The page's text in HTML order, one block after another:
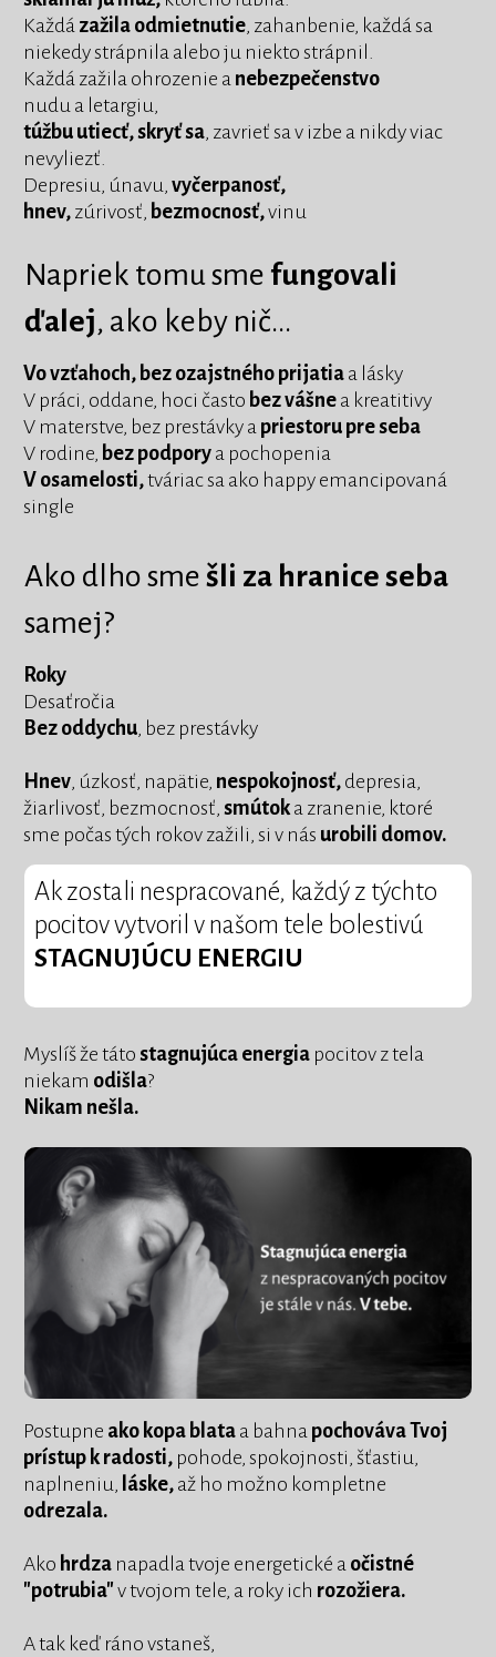
Každá zažila odmietnutie, zahanbenie, každá sa
niekedy strápnila alebo ju niekto strápnil.
Každá zažila ohrozenie a nebezpečenstvo
nudu a letargiu,
túžbu utiecť, skryť sa, zavrieť sa v izbe a nikdy viac
nevyliezť.
Depresiu, únavu,vyčerpanosť,
hnev, zúrivosť, bezmocnosť,vinu
Napriek tomu smefungovali
ďalej, ako keby nič...
Vo vzťahoch, bez ozajstného prijatia a lásky
V práci, oddane, hoci často bez vášne a kreatitivy
V materstve, bez prestávky a priestoru pre seba
V rodine, bez podpory a pochopenia
V osamelosti,tváriac sa ako happy emancipovaná
single
Ako dlho sme šli za hranice seba
samej?
Roky
Desaťročia
Bez oddychu, bez prestávky
Hnev, úzkosť, napätie, nespokojnosť, depresia,
žiarlivosť, bezmocnosť,smútoka zranenie, ktoré
sme počas tých rokov zažili, si v nás urobili domov.
Ak zostali nespracované, každý z týchto
pocitov vytvoril v našom tele bolestivú
STAGNUJÚCU ENERGIU
Myslíš že táto stagnujúca energia pocitov z tela
niekam odišla?
Nikam nešla.
Postupne ako kopa blata a bahna pochováva Tvoj
prístup k radosti, pohode, spokojnosti, šťastiu,
naplneniu, láske, až ho možno kompletne
odrezala.
Ako hrdza napadla tvoje energetické a očistné
"potrubia" v tvojom tele, a roky ich rozožiera.
A tak keď ráno vstaneš,